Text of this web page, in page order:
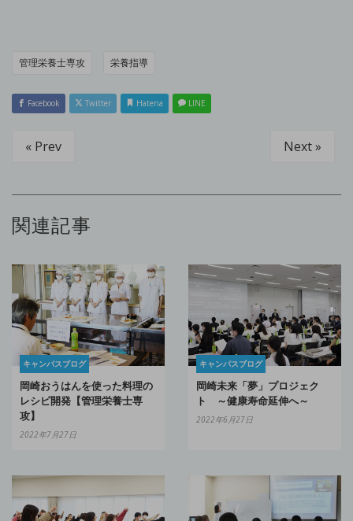
管理栄養士専攻 栄養指導
Facebook Twitter Hatena LINE
« Prev Next »
関連記事
キャンパスブログ
岡崎おうはんを使った料理の
レシピ開発【管理栄養士専
攻】
2022年7月27日
キャンパスブログ
岡崎未来「夢」プロジェク
ト ～健康寿命延伸へ～
2022年6月27日